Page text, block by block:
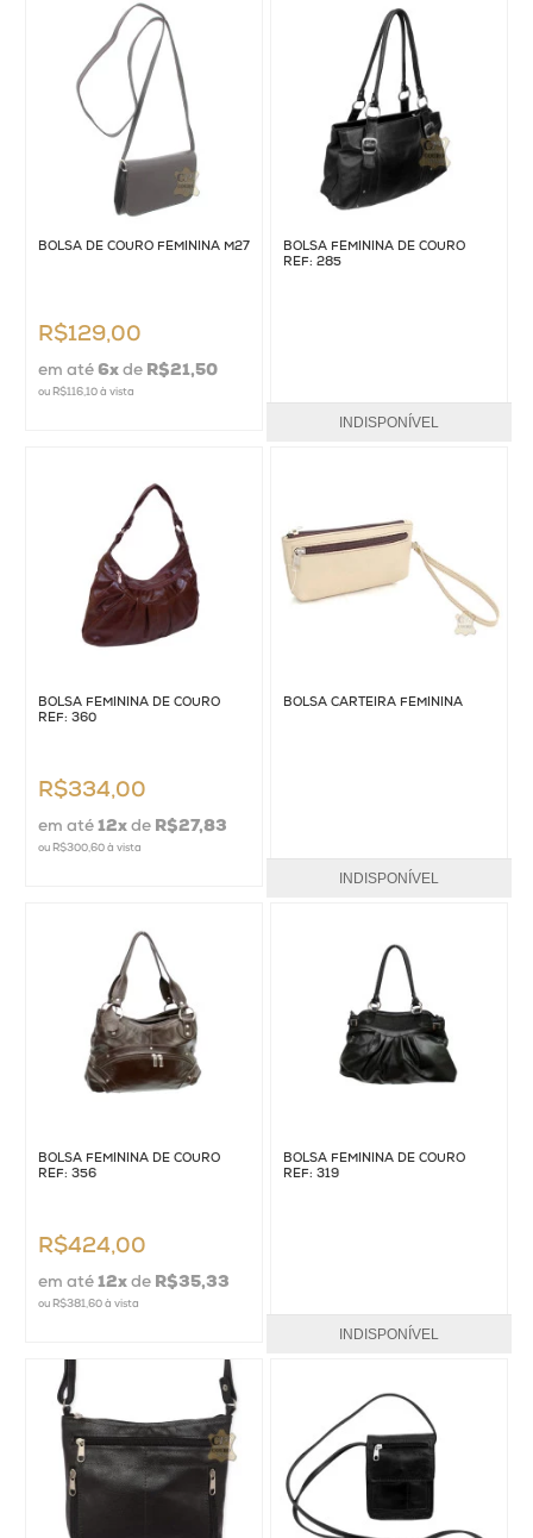
Bolsas de Couro
Cintos de couro
Carteiras de couro
Kits Femininos
Crianças
BOLSA DE COURO FEMININA M27
R$129,00
em até 6xde R$21,50
ou R$116,10à vista
BOLSA FEMININA DE COURO
REF: 285
INDISPONÍVEL
BOLSA FEMININA DE COURO
REF: 360
R$334,00
em até 12xde R$27,83
ou R$300,60à vista
BOLSA CARTEIRA FEMININA
INDISPONÍVEL
BOLSA FEMININA DE COURO
REF: 356
R$424,00
em até 12xde R$35,33
ou R$381,60à vista
BOLSA FEMININA DE COURO
REF: 319
INDISPONÍVEL